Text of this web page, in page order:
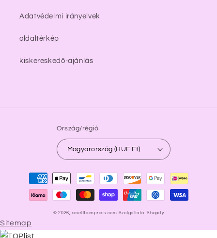
Adatvédelmi irányelvek
oldaltérkép
kiskereskedő-ajánlás
Ország/régió
Magyarország (HUF Ft)
Fizetési
módok
© 2026, smelltoimpress.com Szolgáltató: Shopify
Sitemap